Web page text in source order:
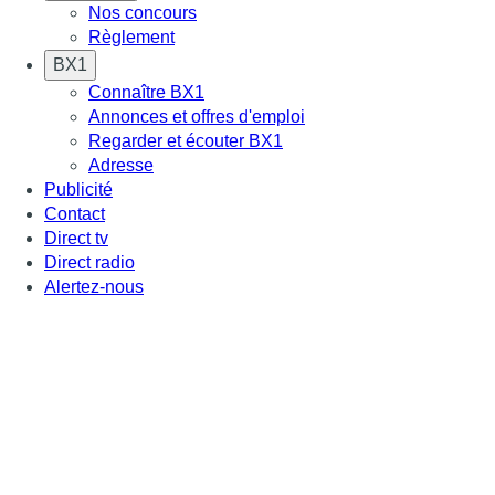
Nos concours
Règlement
BX1
Connaître BX1
Annonces et offres d'emploi
Regarder et écouter BX1
Adresse
Publicité
Contact
Direct tv
Direct radio
Alertez-nous